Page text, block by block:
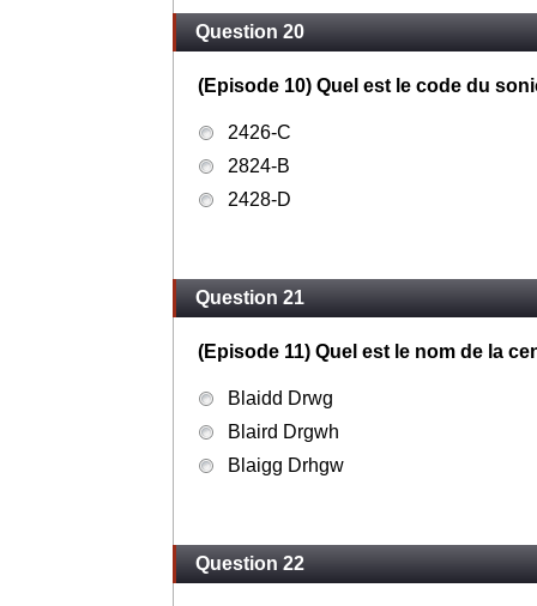
Question 20
(Episode 10) Quel est le code du
2426-C
2824-B
2428-D
Question 21
(Episode 11) Quel est le nom de la
Blaidd Drwg
Blaird Drgwh
Blaigg Drhgw
Question 22